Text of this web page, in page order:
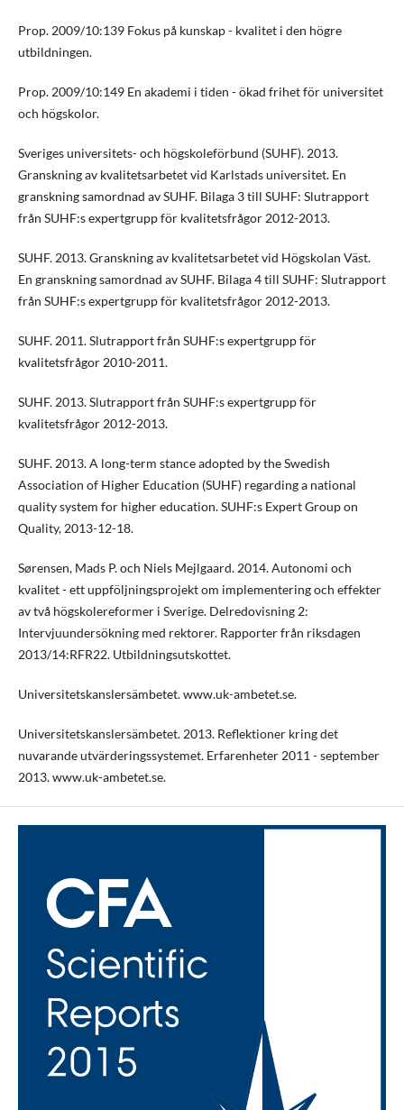
Prop. 2009/10:139 Fokus på kunskap - kvalitet i den högre
utbildningen.
Prop. 2009/10:149 En akademi i tiden - ökad frihet för universitet
och högskolor.
Sveriges universitets- och högskoleförbund (SUHF). 2013.
Granskning av kvalitetsarbetet vid Karlstads universitet. En
granskning samordnad av SUHF. Bilaga 3 till SUHF: Slutrapport
från SUHF:s expertgrupp för kvalitetsfrågor 2012-2013.
SUHF. 2013. Granskning av kvalitetsarbetet vid Högskolan Väst.
En granskning samordnad av SUHF. Bilaga 4 till SUHF: Slutrapport
från SUHF:s expertgrupp för kvalitetsfrågor 2012-2013.
SUHF. 2011. Slutrapport från SUHF:s expertgrupp för
kvalitetsfrågor 2010-2011.
SUHF. 2013. Slutrapport från SUHF:s expertgrupp för
kvalitetsfrågor 2012-2013.
SUHF. 2013. A long-term stance adopted by the Swedish
Association of Higher Education (SUHF) regarding a national
quality system for higher education. SUHF:s Expert Group on
Quality, 2013-12-18.
Sørensen, Mads P. och Niels Mejlgaard. 2014. Autonomi och
kvalitet - ett uppföljningsprojekt om implementering och effekter
av två högskolereformer i Sverige. Delredovisning 2:
Intervjuundersökning med rektorer. Rapporter från riksdagen
2013/14:RFR22. Utbildningsutskottet.
Universitetskanslersämbetet. www.uk-ambetet.se.
Universitetskanslersämbetet. 2013. Reflektioner kring det
nuvarande utvärderingssystemet. Erfarenheter 2011 - september
2013. www.uk-ambetet.se.